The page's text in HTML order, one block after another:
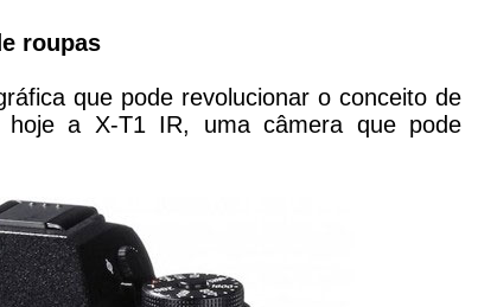
roupas
que pode revolucionar o conceito de
hoje a X-T1 IR, uma câmera que pode